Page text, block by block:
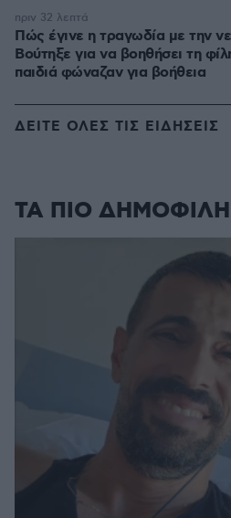
Πώς έγινε η τραγωδία με την
Βούτηξε για να βοηθήσει τη
παιδιά φώναζαν για βοήθεια
πριν 32 λεπτά
ΔΕΙΤΕ ΟΛΕΣ ΤΙΣ ΕΙΔΗΣΕΙΣ
ΤΑ ΠΙΟ ΔΗΜΟΦΙΛΗ